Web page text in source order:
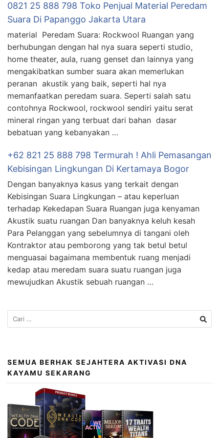
0821 25 888 798 Toko Penjual Material Peredam
Suara Di Papanggo Jakarta Utara
material Peredam Suara: Rockwool Ruangan yang
berhubungan dengan hal nya suara seperti studio,
home theater, aula, ruang genset dan lainnya yang
mengakibatkan sumber suara akan memerlukan
peranan akustik yang baik, seperti hal nya
memanfaatkan peredam suara. Seperti salah satu
contohnya Rockwool, rockwool sendiri yaitu serat
mineral ringan yang terbuat dari bahan dasar
bebatuan yang kebanyakan …
+62 821 25 888 798 Termurah ! Ahli Pemasangan
Kebisingan Lingkungan Di Kertamaya Bogor
Dengan banyaknya kasus yang terkait dengan
Kebisingan Suara Lingkungan – atau keperluan
terhadap Kekedapan Suara Ruangan juga kenyaman
Akustik suatu ruangan Dan banyaknya keluh kesah
Para Pelanggan yang sebelumnya di tangani oleh
Kontraktor atau pemborong yang tak betul betul
menguasai bagaimana membentuk ruang menjadi
kedap atau meredam suara suatu ruangan juga
mewujudkan Akustik sebuah ruangan …
SEMUA BERHAK SEJAHTERA AKTIVASI DNA
KAYAMU SEKARANG